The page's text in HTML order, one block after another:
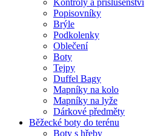
Kontroly a příslušenství
Popisovníky
Brýle
Podkolenky
Oblečení
Boty
Tejpy
Duffel Bagy
Mapníky na kolo
Mapníky na lyže
Dárkové předměty
Běžecké boty do terénu
Boty s hřeby